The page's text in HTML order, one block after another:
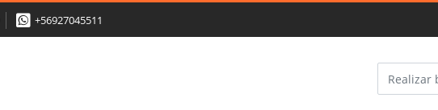
+56927045511